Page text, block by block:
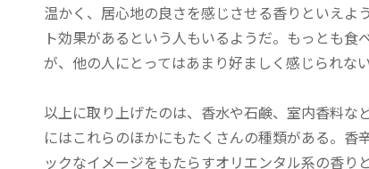
温かく、居心地の良さを感じさせる香りといえよ
ト効果があるという人もいるようだ。もっとも
が、他の人にとってはあまり好ましく感じられな
以上に取り上げたのは、香水や石鹸、室内香料な
にはこれらのほかにもたくさんの種類がある。
ックなイメージをもたらすオリエンタル系の香